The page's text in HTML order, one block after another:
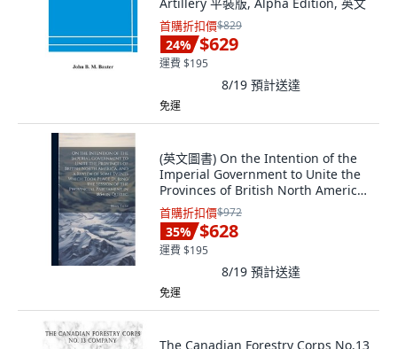
首購折扣價$829
24% $629
運費 $195
8/19 預計送達
免運
(英文圖書) On the Intention of the
Imperial Government to Unite the
Provinces of British North America
... 精裝版, Legare Street Press, 英文
首購折扣價$972
35% $628
運費 $195
8/19 預計送達
免運
The Canadian Forestry Corps No.13